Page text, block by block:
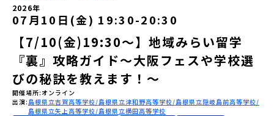
イベント参加方法
会員登録
2026年
07月10日(金) 19:30-20:30
【7/10(金)19:30〜】地域みらい留学
『裏』攻略ガイド〜大阪フェスや学校選
びの秘訣を教えます！〜
開催場所 オンライン
出演 島根県立吉賀高等学校 島根県立津和野高等学校 島根県立隠岐島前高等学校
島根県立矢上高等学校 島根県立横田高等学校